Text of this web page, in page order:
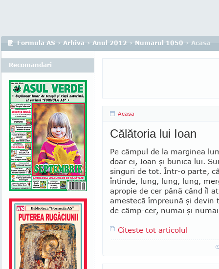
Formula AS › Arhiva › Anul 2012 › Numarul 1050 › Acasa
Acasa
Călătoria lui Ioan
Pe câmpul de la marginea
doar ei, Ioan şi bunica lui.
singuri de tot. Într-o parte,
întinde, lung, lung, lung,
apropie de cer până când îl
amestecă împreună şi devin
de câmp-cer, numai şi
Citeste tot articolul
Recomandari